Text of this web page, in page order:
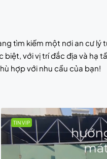
tìm kiếm một nơi an cư
với vị trí đắc địa và hạ
hợp với nhu cầu của bạn!
TIN VIP